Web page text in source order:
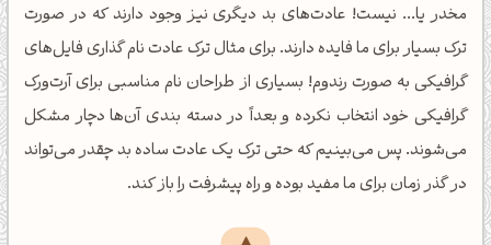
مخدر یا... نیست! عادت‌های بد دیگری نیز وجود دارند که در صورت
ترک بسیار برای ما فایده دارند. برای مثال ترک عادت نام گذاری فایل‌های
گرافیکی به صورت رندوم! بسیاری از طراحان نام مناسبی برای آرت‌ورک
گرافیکی خود انتخاب نکرده و بعداً در دسته بندی آن‌ها دچار مشکل
می‌شوند. پس می‌بینیم که حتی ترک یک عادت ساده بد چقدر می‌تواند
در گذر زمان برای ما مفید بوده و راه پیشرفت را باز کند.